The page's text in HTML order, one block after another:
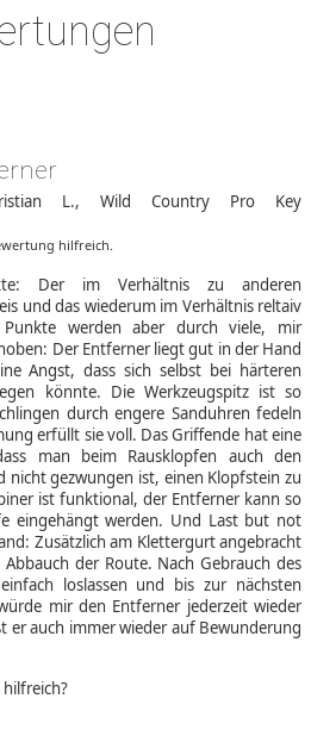
L., Wild Country Pro Key
hilfreich.
Der im Verhältnis zu anderen
und das wiederum im Verhältnis reltaiv
werden aber durch viele, mir
Der Entferner liegt gut in der Hand
Angst, dass sich selbst bei härteren
könnte. Die Werkzeugspitz ist so
durch engere Sanduhren fedeln
erfüllt sie voll. Das Griffende hat eine
man beim Rausklopfen auch den
nicht gezwungen ist, einen Klopfstein zu
ist funktional, der Entferner kann so
eingehängt werden. Und Last but not
Zusätzlich am Klettergurt angebracht
der Route. Nach Gebrauch des
loslassen und bis zur nächsten
mir den Entferner jederzeit wieder
er auch immer wieder auf Bewunderung